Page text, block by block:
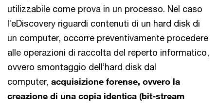
utilizzabile come prova in un processo. Nel caso
l’eDiscovery riguardi contenuti di un hard disk di
un computer, occorre preventivamente procedere
alle operazioni di raccolta del reperto informatico,
ovvero smontaggio dell’hard disk dal
computer, acquisizione forense, ovvero la
creazione di una copia identica (bit-stream